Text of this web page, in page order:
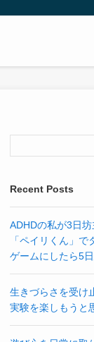
Recent Posts
ADHDの私が3日
「ペイリくん」
ゲームにしたら5
生きづらさを受け
実験を楽しもうと